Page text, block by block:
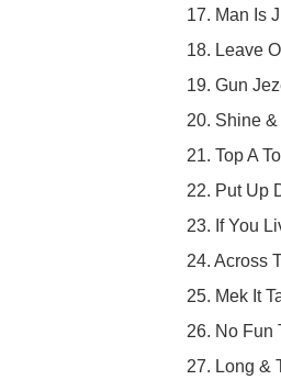
17. Man Is
18. Leave
19. Gun
20. Shine
21. Top A
22. Put Up
23. If You
24. Across
25. Mek It
26. No Fun
27. Long &